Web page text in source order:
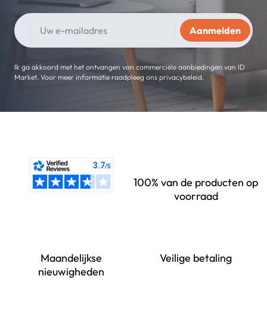
Ik ga akkoord met het ontvangen van commerciële aanbiedingen van ID
Market. Voor meer informatie raadpleeg ons privacybeleid.
100% van de producten op
voorraad
Maandelijkse
nieuwigheden
Veilige betaling